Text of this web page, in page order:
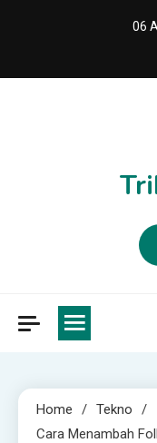
06
Home
Tekno
Cara Menambah